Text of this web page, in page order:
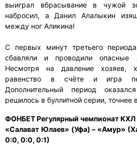
выиграл вбрасывание в чужой
набросил, а Данил Алалыкин
между ног Аликина!
С первых минут третьего
сбавляли и проводили
Несмотря на давление хозяев,
равенство в счёте и игра
Дополнительный период
решилось в буллитной серии, точнее
ФОНБЕТ Регулярный чемпионат КХЛ
«Салават Юлаев» (Уфа) – «Амур»
0:0, 0:0, 0:1)